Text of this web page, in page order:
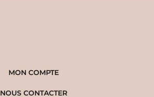
MON COMPTE
NOUS CONTACTER